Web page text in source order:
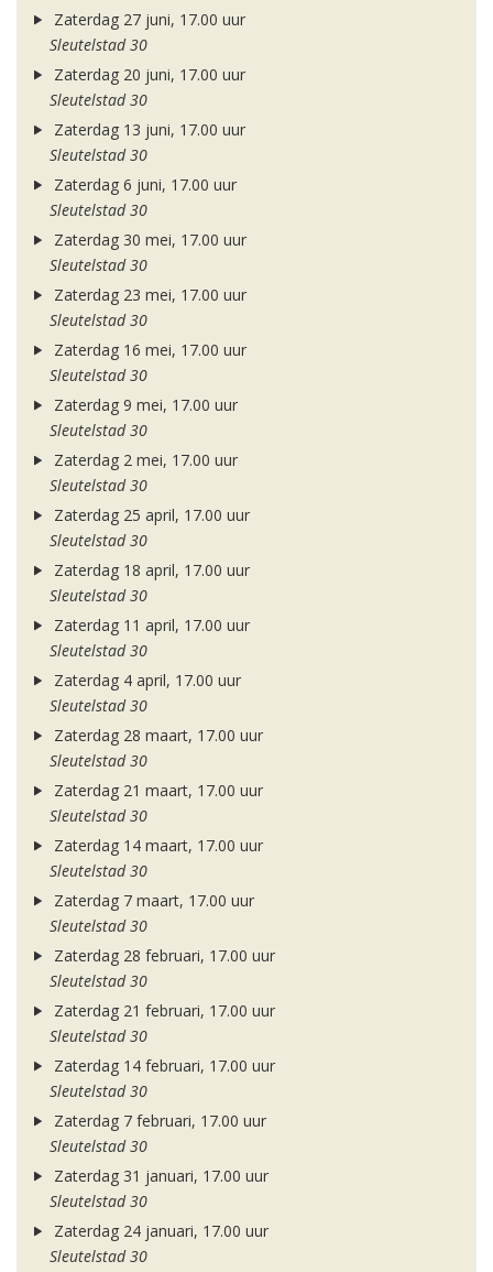
Zaterdag 27 juni, 17.00 uur
Sleutelstad 30
Zaterdag 20 juni, 17.00 uur
Sleutelstad 30
Zaterdag 13 juni, 17.00 uur
Sleutelstad 30
Zaterdag 6 juni, 17.00 uur
Sleutelstad 30
Zaterdag 30 mei, 17.00 uur
Sleutelstad 30
Zaterdag 23 mei, 17.00 uur
Sleutelstad 30
Zaterdag 16 mei, 17.00 uur
Sleutelstad 30
Zaterdag 9 mei, 17.00 uur
Sleutelstad 30
Zaterdag 2 mei, 17.00 uur
Sleutelstad 30
Zaterdag 25 april, 17.00 uur
Sleutelstad 30
Zaterdag 18 april, 17.00 uur
Sleutelstad 30
Zaterdag 11 april, 17.00 uur
Sleutelstad 30
Zaterdag 4 april, 17.00 uur
Sleutelstad 30
Zaterdag 28 maart, 17.00 uur
Sleutelstad 30
Zaterdag 21 maart, 17.00 uur
Sleutelstad 30
Zaterdag 14 maart, 17.00 uur
Sleutelstad 30
Zaterdag 7 maart, 17.00 uur
Sleutelstad 30
Zaterdag 28 februari, 17.00 uur
Sleutelstad 30
Zaterdag 21 februari, 17.00 uur
Sleutelstad 30
Zaterdag 14 februari, 17.00 uur
Sleutelstad 30
Zaterdag 7 februari, 17.00 uur
Sleutelstad 30
Zaterdag 31 januari, 17.00 uur
Sleutelstad 30
Zaterdag 24 januari, 17.00 uur
Sleutelstad 30